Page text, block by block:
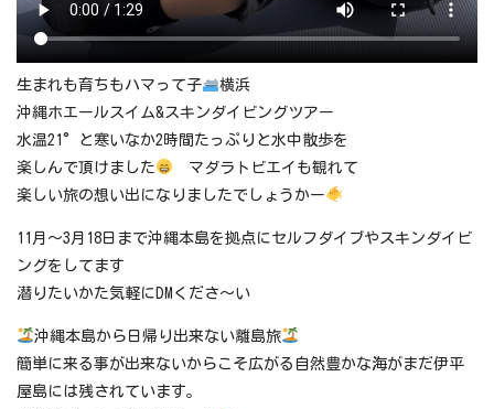
生まれも育ちもハマって子
横浜
沖縄ホエールスイム&スキンダイビングツアー
水温21°と寒いなか2時間たっぷりと水中散歩を
楽しんで頂けました
マダラトビエイも観れて
楽しい旅の想い出になりましたでしょうかー
11月～3月18日まで沖縄本島を拠点にセルフダイブやスキンダイビ
ングをしてます
潜りたいかた気軽にDMくださ～い
沖縄本島から日帰り出来ない離島旅
簡単に来る事が出来ないからこそ広がる自然豊かな海がまだ伊平
屋島には残されています。